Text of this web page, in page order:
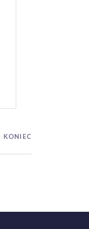
KONIEC